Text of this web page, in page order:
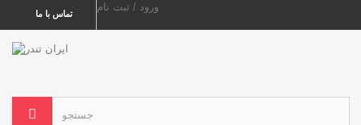
تماس با ما
ورود / ثبت نام